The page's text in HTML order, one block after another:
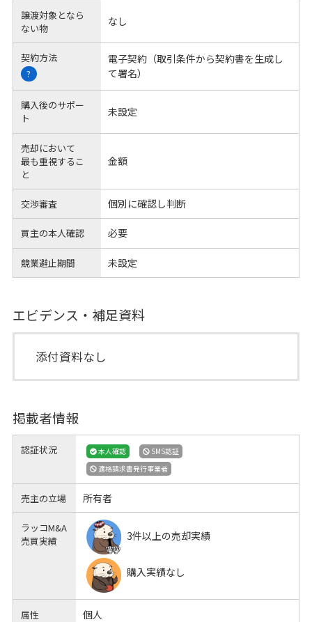
譲渡対象となら
ない物
なし
契約方法
?
電子契約（取引条件から契約書を生成し
て署名）
購入後のサポー
ト
未設定
売却において
最も重視するこ
と
金額
交渉審査 個別に確認し判断
買主の本人確認 必要
競業避止期間 未設定
エビデンス・補足資料
添付資料なし
掲載者情報
認証状況 本人確認
SMS認証
適格請求書発行事業者
売主の立場 所有者
ラッコM&A
売買実績
3件以上の売却実績
購入実績なし
属性 個人